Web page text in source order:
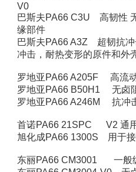
V0
巴斯夫PA66 C3U 高韧性
缘部件
巴斯夫PA66 A3Z 超韧抗
冲击，耐热变形的原件和外
罗地亚PA66 A205F 高流
罗地亚PA66 B50H1 无卤
罗地亚PA66 A246M 抗冲
首诺PA66 21SPC V2 通
旭化成PA66 1300S 用于
东丽PA66 CM3001 一般